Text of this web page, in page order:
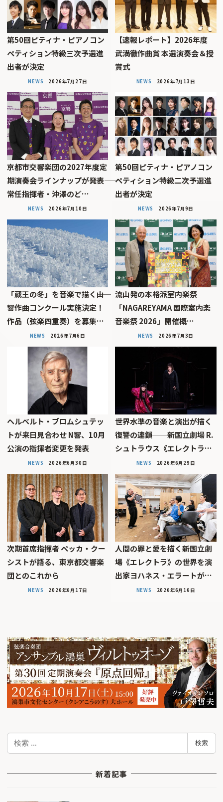
第50回ピティナ・ピアノコン
ペティション特級三次予選進
出者が決定
NEWS 2026年7月27日
【速報レポート】2026年度
武満徹作曲賞 本選演奏会＆授
賞式
NEWS 2026年7月13日
京都市交響楽団の2027年度定
期演奏会ラインナップが発表――
常任指揮者・沖澤のど…
NEWS 2026年7月10日
第50回ピティナ・ピアノコン
ペティション特級二次予選進
出者が決定
NEWS 2026年7月9日
「蔵王の冬」を音楽で描く――山
響作曲コンクール実施決定！
作品（弦楽四重奏）を募集…
NEWS 2026年7月6日
流山発の本格派室内楽祭
「NAGAREYAMA 国際室内楽
音楽祭 2026」開催概…
NEWS 2026年7月3日
ヘルベルト・ブロムシュテッ
トが来日見合わせ N響、10月
公演の指揮者変更を発表
NEWS 2026年6月30日
世界水準の音楽と演出が描く
復讐の連鎖──新国立劇場 R.
シュトラウス《エレクトラ…
NEWS 2026年6月29日
次期首席指揮者 ペッカ・クー
シストが語る、東京都交響楽
団とのこれから
NEWS 2026年6月17日
人間の罪と愛を描く――新国立劇
場《エレクトラ》の世界を演
出家ヨハネス・エラートが…
NEWS 2026年6月16日
検
検索
新着記事